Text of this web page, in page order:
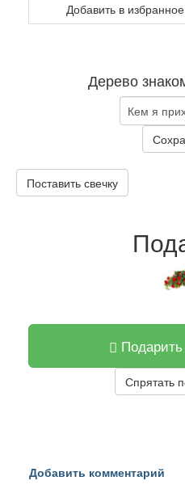
Добавить в
Дерево
Поставить свечку
Спрятать
Добавить комментарий